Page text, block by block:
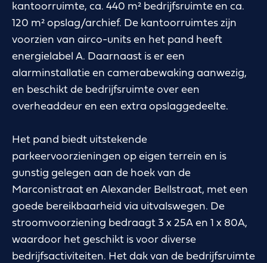
kantoorruimte, ca. 440 m² bedrijfsruimte en ca.
120 m² opslag/archief. De kantoorruimtes zijn
voorzien van airco-units en het pand heeft
energielabel A. Daarnaast is er een
alarminstallatie en camerabewaking aanwezig,
en beschikt de bedrijfsruimte over een
overheaddeur en een extra opslaggedeelte.
Het pand biedt uitstekende
parkeervoorzieningen op eigen terrein en is
gunstig gelegen aan de hoek van de
Marconistraat en Alexander Bellstraat, met een
goede bereikbaarheid via uitvalswegen. De
stroomvoorziening bedraagt 3 x 25A en 1 x 80A,
waardoor het geschikt is voor diverse
bedrijfsactiviteiten. Het dak van de bedrijfsruimte